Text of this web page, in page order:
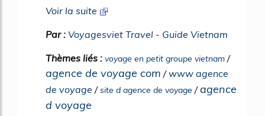
Voir la suite
Par : Voyagesviet Travel - Guide Vietnam
Thèmes liés : voyage en petit groupe vietnam /
agence de voyage com /www agence
de voyage /site d agence de voyage /agence
d voyage